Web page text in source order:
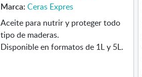
Marca: Ceras Expres
Aceite para nutrir y proteger todo
tipo de maderas.
Disponible en formatos de 1L y 5L.